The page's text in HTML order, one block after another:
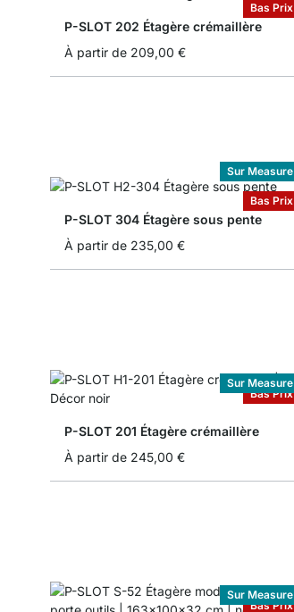
Bas Prix
P-SLOT 202 Étagère crémaillère
À partir de 209,00 €
Bas Prix
Sur Measure
P-SLOT 304 Étagère sous pente
À partir de 235,00 €
Bas Prix
Sur Measure
P-SLOT 201 Étagère crémaillère
À partir de 245,00 €
Bas Prix
Sur Measure